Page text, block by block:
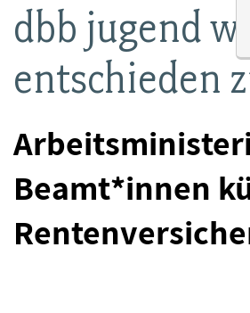
dbb jugend
entschieden
Beamt*innen